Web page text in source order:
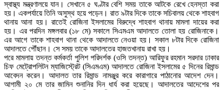
স্বাস্থ্য মন্ত্রণালয়ে যান। সেখানে ৫ ঘণ্টার বেশি সময় তাকে আটকে রেখে হেনস্তা করা
হয়। একপর্যায়ে তিনি অসুস্থ হয়ে পড়েন। রাত ৯টার দিকে তাকে সচিবালয় থেকে শাহবাগ
থানায় আনা হয়। রাতেই রোজিনা ইসলামের বিরুদ্ধে শাহবাগ থানায় মামলা দায়ের করা
হয়। এর পরদিন মঙ্গলবার (১৮ মে) সকালে সিএমএম আদালতে তোলা হয় রোজিনাকে।
এর আগে তাকে শাহবাগ থানা থেকে আদালতে নেওয়া হয়। সকাল ৮টার দিকে রোজিনা
আদালতে পৌঁছান। সে সময় তাকে আদালতের হাজতখানায় রাখা হয়।
পরে মামলায় তদন্ত কর্মকর্তা পুলিশ পরিদর্শক (ওসি তদন্ত) আরিফুর রহমান সরদার ঢাকার
চিফ মেট্রোপলিটন ম্যাজিস্ট্রেট (সিএমএম) আদালতে রোজিনা ইসলামের ৫ দিনের রিমান্ড
আবেদন করেন। আদালত তার রিমান্ড নামঞ্জুর করে কারাগারে পাঠানোর আদেশ দেন।
আগামী ২০ মে তার জামিন শুনানির দিন ধার্য করা হয়েছে। আদালতের আদেশের পর